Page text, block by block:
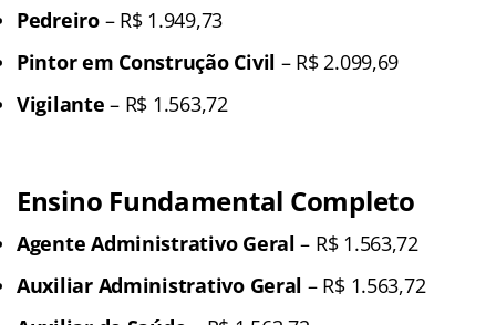
Pedreiro– R$ 1.949,73
Pintor em Construção Civil – R$ 2.099,69
Vigilante – R$ 1.563,72
Ensino Fundamental Completo
Agente Administrativo Geral – R$ 1.563,72
Auxiliar Administrativo Geral – R$ 1.563,72